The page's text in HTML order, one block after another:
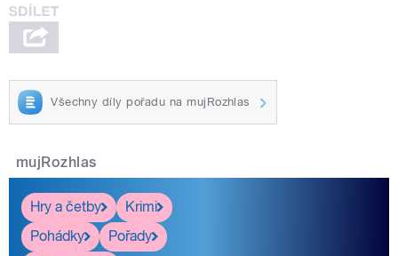
Všechny díly pořadu na mujRozhlas
mujRozhlas
Hry a četby
Krimi
Pohádky
Pořady